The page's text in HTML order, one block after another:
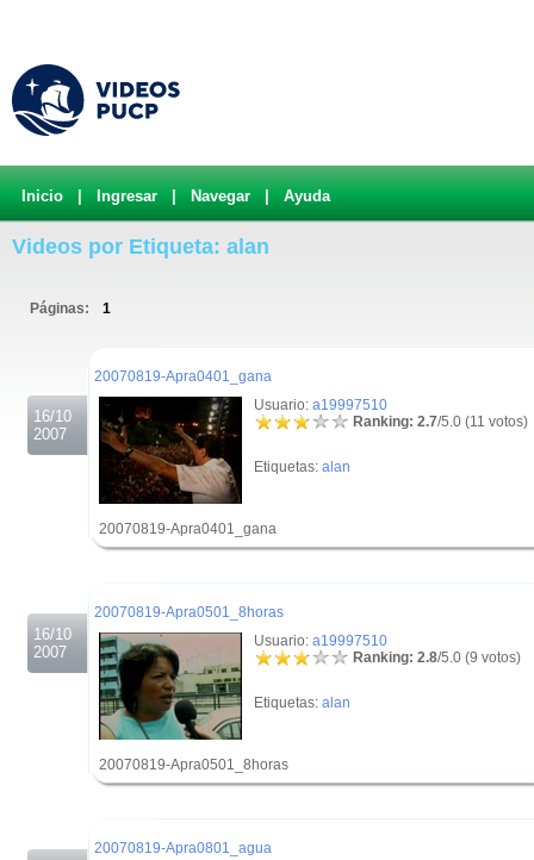
Inicio Ingresar Navegar Ayuda
Videos por Etiqueta: alan
Páginas: 1
16/10
2007
20070819-Apra0401_gana
Usuario: a19997510
Ranking: 2.7/5.0 (11 votos)
Etiquetas: alan
20070819-Apra0401_gana
16/10
2007
20070819-Apra0501_8horas
Usuario: a19997510
Ranking: 2.8/5.0 (9 votos)
Etiquetas: alan
20070819-Apra0501_8horas
20070819-Apra0801_agua